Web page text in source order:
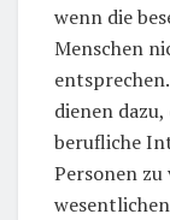
wenn die
Menschen
dienen
berufliche
Personen